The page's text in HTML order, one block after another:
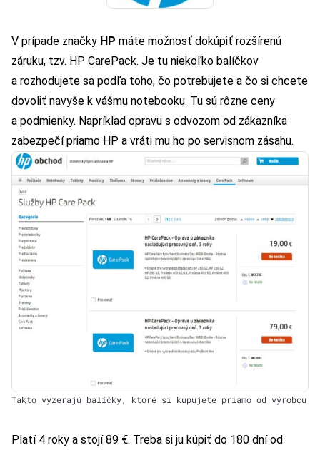
V prípade značky HP máte možnosť dokúpiť rozšírenú
záruku, tzv. HP CarePack. Je tu niekoľko balíčkov
a rozhodujete sa podľa toho, čo potrebujete a čo si chcete
dovoliť navyše k vášmu notebooku. Tu sú rôzne ceny
a podmienky. Napríklad opravu s odvozom od zákazníka
zabezpečí priamo HP a vráti mu ho po servisnom zásahu.
Takto vyzerajú balíčky, ktoré si kupujete priamo od výrobcu
Platí 4 roky a stojí 89 €. Treba si ju kúpiť do 180 dní od